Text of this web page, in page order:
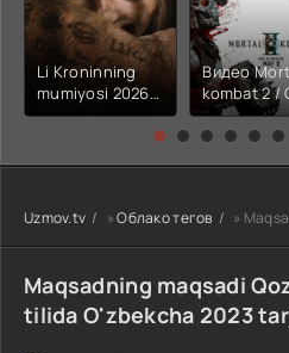
Li Kroninning
mumiyosi 2026
(uzbek tilida
kino) tarjima HD
Видео
kombat 2 /
jangi 2
Uzbek tilida
Uzmov.tv »Облако тегов » Maqsadning
Maqsadning maqsadi
tilida O'zbekcha 2023